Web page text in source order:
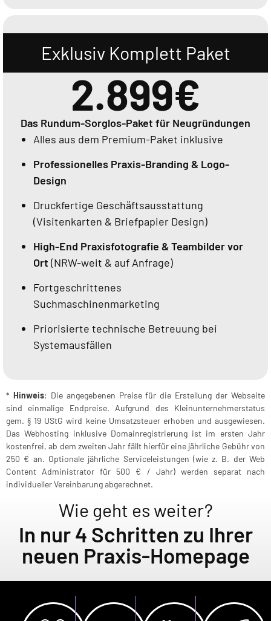
Exklusiv Komplett Paket
2.899€
Das Rundum-Sorglos-Paket für Neugründungen
Alles aus dem Premium-Paket inklusive
Professionelles Praxis-Branding & Logo-
Design
Druckfertige Geschäftsausstattung
(Visitenkarten & Briefpapier Design)
High-End Praxisfotografie & Teambilder vor
Ort (NRW-weit & auf Anfrage)
Fortgeschrittenes
Suchmaschinenmarketing
Priorisierte technische Betreuung bei
Systemausfällen
* Hinweis: Die angegebenen Preise für die Erstellung der Webseite
sind einmalige Endpreise. Aufgrund des Kleinunternehmerstatus
gem. § 19 UStG wird keine Umsatzsteuer erhoben und ausgewiesen.
Das Webhosting inklusive Domainregistrierung ist im ersten Jahr
kostenfrei, ab dem zweiten Jahr fällt hierfür eine jährliche Gebühr von
250 € an. Optionale jährliche Serviceleistungen (wie z. B. der Web
Content Administrator für 500 € / Jahr) werden separat nach
individueller Vereinbarung abgerechnet.
Wie geht es weiter?
In nur 4 Schritten zu Ihrer
neuen Praxis-Homepage